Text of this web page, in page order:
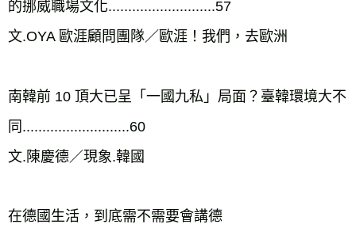
的挪威職場文化...........................57
文.OYA 歐涯顧問團隊／歐涯！我們，去歐洲
南韓前 10 頂大已呈「一國九私」局面？臺韓環境大不
同...........................60
文.陳慶德／現象.韓國
在德國生活，到底需不需要會講德